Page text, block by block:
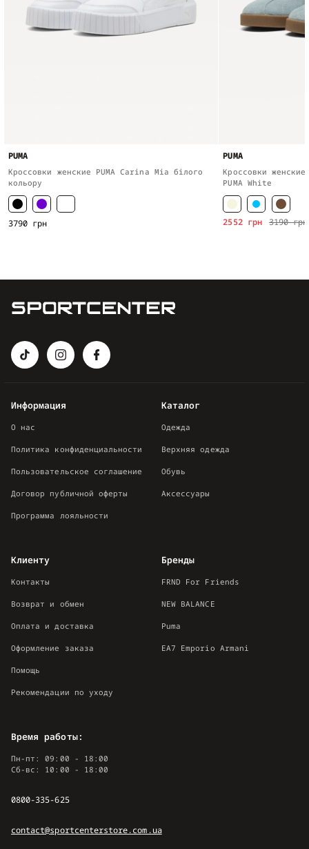
PUMA
Кроссовки женские PUMA Carina Mia білого
кольору
3790 грн
PUMA
Кроссовки
PUMA White
3190 грн
2552 грн
Каталог
Одежда
Верхняя одежда
Обувь
Аксессуары
Информация
О нас
Политика конфиденциальности
Пользовательское соглашение
Договор публичной оферты
Программа лояльности
Клиенту
Контакты
Возврат и обмен
Оплата и доставка
Оформление заказа
Помощь
Рекомендации по уходу
Бренды
FRND For Friends
NEW BALANCE
Puma
EA7 Emporio Armani
Время работы:
Пн-пт: 09:00 - 18:00
Сб-вс: 10:00 - 18:00
0800-335-625
contact@sportcenterstore.com.ua